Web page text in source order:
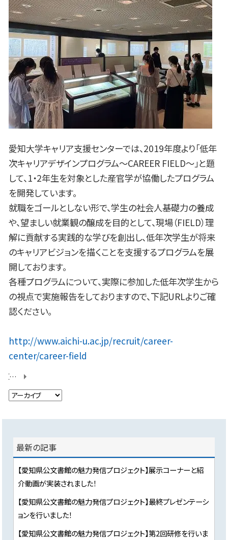
愛知大学キャリア支援センターでは、2019年度より「低年
次キャリアデザインプログラム～CAREER FIELD～」と題
して、1・2年生を対象とした産官学が協働したプログラム
を開発しています。
就職をゴールとしない形で、学生の社会人基礎力の養成
や、望ましい就業観の醸成を目的として、現場（FIELD）理
解に貢献する実践的な学びを創出し、低年次学生が将来
のキャリアビジョンを描くことを支援するプログラムを展
開しております。
各種プログラムについて、実際に参加した低年次学生から
の視点で実施報告をしておりますので、下記URLよりご確
認ください。
http://www.aichi-u.ac.jp/recruit/career-
center/career-field
【愛知県公文書館の魅力発信プロジェクト】第2回研修を行いました！
最新の記事
【愛知県公文書館の魅力発信プロジェクト】展示コーナーと紹
介動画が実装されました！
【愛知県公文書館の魅力発信プロジェクト】最終プレゼンテーシ
ョンを行いました！
【愛知県公文書館の魅力発信プロジェクト】第2回研修を行いま